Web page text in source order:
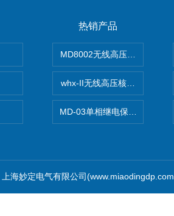
热销产品
MD8002无线高压核相仪
whx-II无线高压核相仪
MD-03单相继电保护测试仪价
海妙定电气有限公司